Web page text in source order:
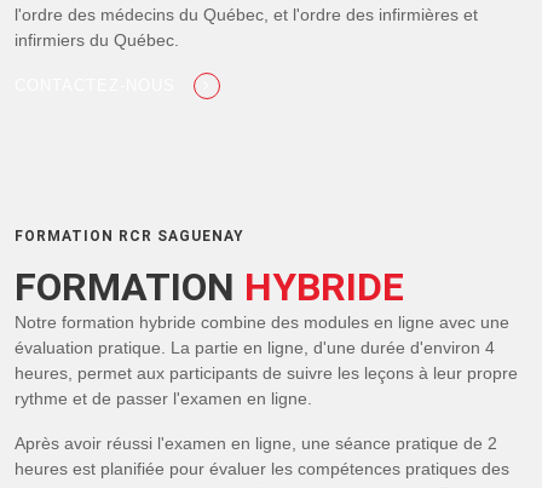
l'ordre des médecins du Québec, et l'ordre des infirmières et
infirmiers du Québec.
FORMATION RCR SAGUENAY
FORMATION HYBRIDE
Notre formation hybride combine des modules en ligne avec une
évaluation pratique. La partie en ligne, d'une durée d'environ 4
heures, permet aux participants de suivre les leçons à leur propre
rythme et de passer l'examen en ligne.
Après avoir réussi l'examen en ligne, une séance pratique de 2
heures est planifiée pour évaluer les compétences pratiques des